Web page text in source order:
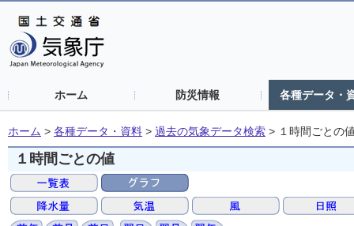
ホーム 防災情報 各種データ・
ホーム > 各種データ・資料 > 過去の気象データ検索 > １時間ごとの
１時間ごとの値